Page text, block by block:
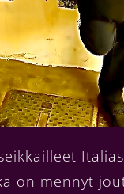
on mennyt